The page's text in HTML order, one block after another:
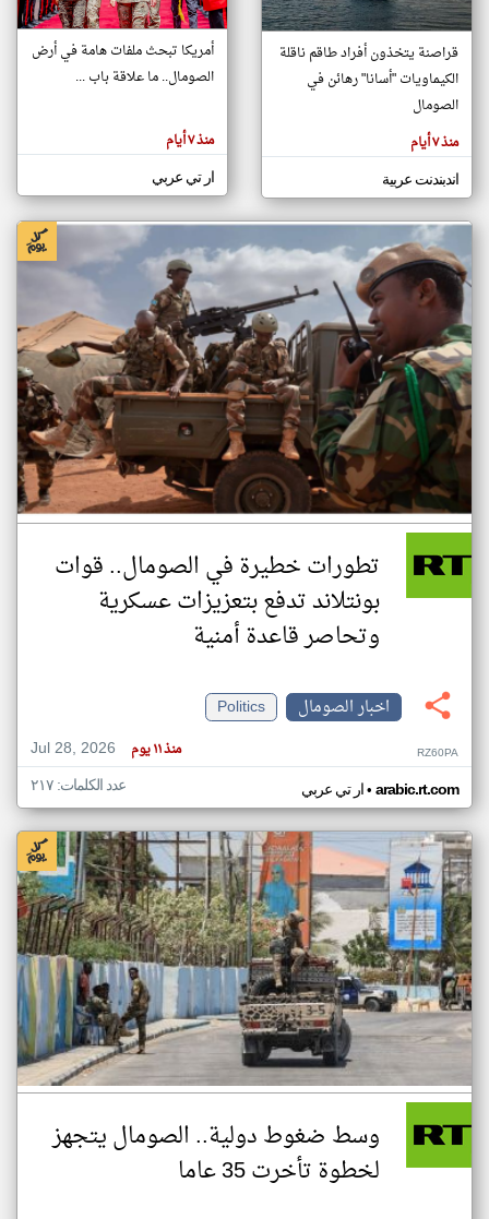
تغيير الدولة
اخبار الصومال على مدار الساعة
أهم اخبار الصومال العاجلة والمباشرة
المقالات
هنا عن
وجهة
كاتبيها.
قراصنة يتخذون أفراد طاقم ناقلة
الكيماويات "أسانا" رهائن في
الصومال
منذ ٧ أيام
اندبندنت عربية
أمريكا تبحث ملفات هامة في أرض
الصومال.. ما علاقة باب ...
منذ ٧ أيام
ار تي عربي
تطورات خطيرة في الصومال.. قوات
بونتلاند تدفع بتعزيزات عسكرية
وتحاصر قاعدة أمنية
اخبار الصومال
Politics
Jul 28, 2026
منذ ١١ يوم RZ60PA
ار تي عربي• arabic.rt.com عدد الكلمات: ٢١٧
وسط ضغوط دولية.. الصومال يتجهز
لخطوة تأخرت 35 عاما
klyoum.com